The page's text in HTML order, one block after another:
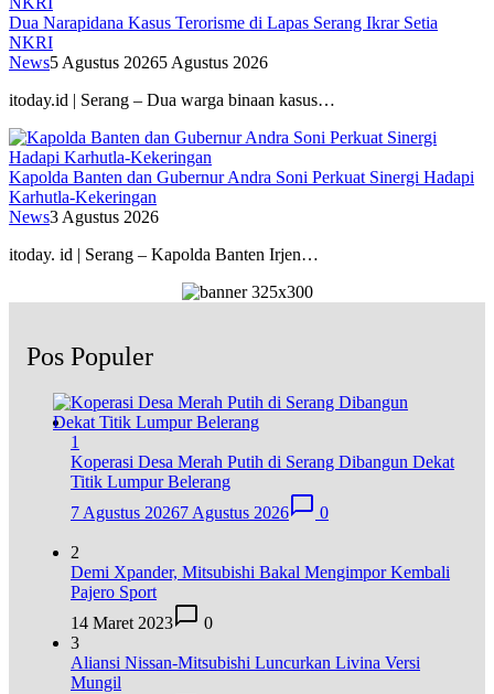
Dua Narapidana Kasus Terorisme di Lapas Serang Ikrar Setia
NKRI
News5 Agustus 20265 Agustus 2026
itoday.id | Serang – Dua warga binaan kasus…
Kapolda Banten dan Gubernur Andra Soni Perkuat Sinergi Hadapi
Karhutla-Kekeringan
News3 Agustus 2026
itoday. id | Serang – Kapolda Banten Irjen…
Pos Populer
1
Koperasi Desa Merah Putih di Serang Dibangun Dekat
Titik Lumpur Belerang
7 Agustus 20267 Agustus 2026 0
2
Demi Xpander, Mitsubishi Bakal Mengimpor Kembali
Pajero Sport
14 Maret 2023
0
3
Aliansi Nissan-Mitsubishi Luncurkan Livina Versi
Mungil